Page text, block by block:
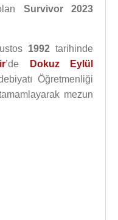
Survivor 2023
1992 tarihinde
’de
Dokuz Eylül
Öğretmenliği
mezun